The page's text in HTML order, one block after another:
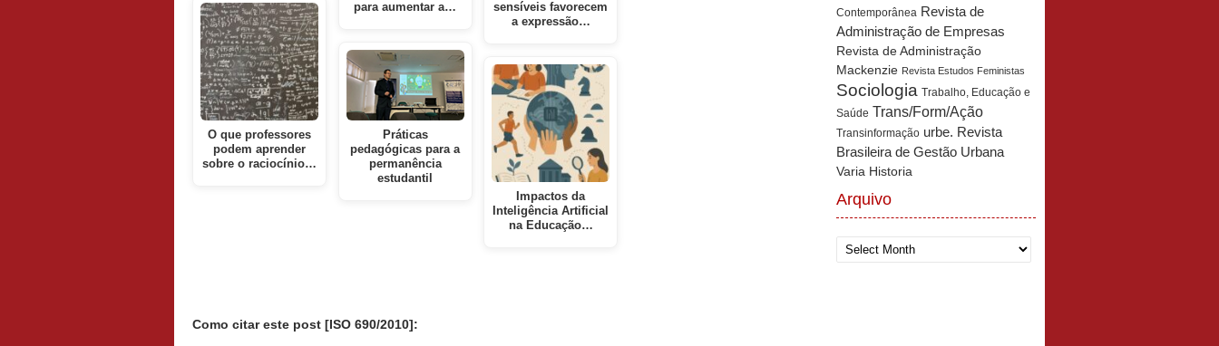
O que professores
podem aprender
sobre o raciocínio…
para aumentar a…
Práticas
pedagógicas para a
permanência
estudantil
sensíveis favorecem
a expressão…
Impactos da
Inteligência Artificial
na Educação…
Como citar este post [ISO 690/2010]:
Contemporânea Revista de
Administração de Empresas
Revista de Administração
Mackenzie Revista Estudos Feministas
Sociologia Trabalho, Educação e
Saúde Trans/Form/Ação
Transinformação urbe. Revista
Brasileira de Gestão Urbana
Varia Historia
Arquivo
Arquivo